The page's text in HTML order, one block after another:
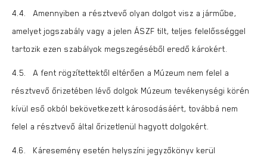
4.4. Amennyiben a résztvevő olyan dolgot visz a járműbe,
amelyet jogszabály vagy a jelen ÁSZF tilt, teljes felelősséggel
tartozik ezen szabályok megszegéséből eredő károkért.
4.5. A fent rögzítettektől eltérően a Múzeum nem felel a
résztvevő őrizetében lévő dolgok Múzeum tevékenységi körén
kívül eső okból bekövetkezett károsodásáért, továbbá nem
felel a résztvevő által őrizetlenül hagyott dolgokért.
4.6. Káresemény esetén helyszíni jegyzőkönyv kerül